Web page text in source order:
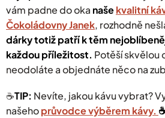
vám padne do oka našekvalitní
Čokoládovny Janek, rozhodně
dárky totiž patří k těm
každou příležitost. Potěší skvělou
neodoláte a objednáte něco na
☕️TIP: Nevíte, jakou kávu vybrat?
našehoprůvodce výběrem kávy.